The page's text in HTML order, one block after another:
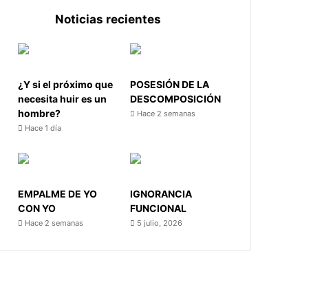
Noticias recientes
¿Y si el próximo que
necesita huir es un
hombre?
Hace 1 día
POSESIÓN DE LA
DESCOMPOSICIÓN
Hace 2 semanas
EMPALME DE YO
CON YO
Hace 2 semanas
IGNORANCIA
FUNCIONAL
5 julio, 2026